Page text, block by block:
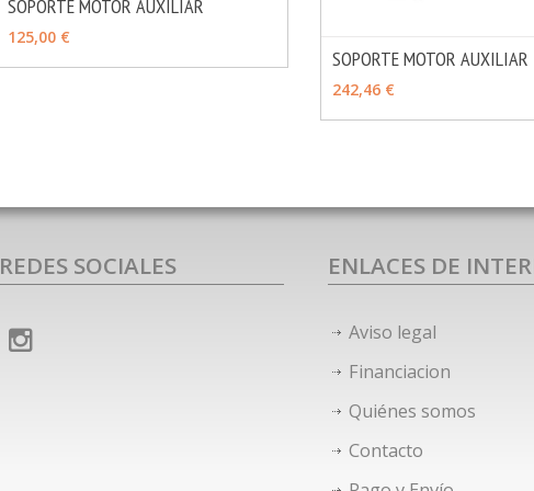
SOPORTE MOTOR AUXILIAR
125,00 €
SOPORTE MOTOR AUXILIAR
242,46 €
REDES SOCIALES ENLACES DE
Aviso legal
Financiacion
Quiénes somos
Contacto